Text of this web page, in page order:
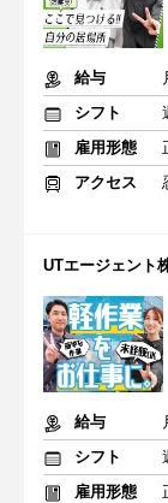
給与
シフト
雇用形態
アクセス
UTエージェント
給与
シフト
雇用形態